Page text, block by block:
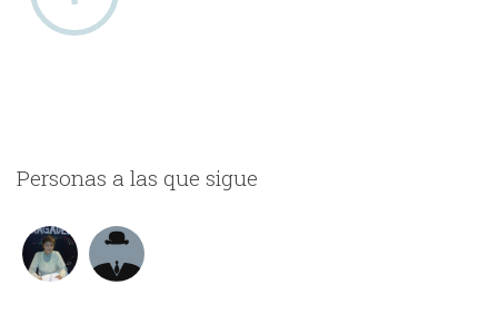
Personas a las que sigue